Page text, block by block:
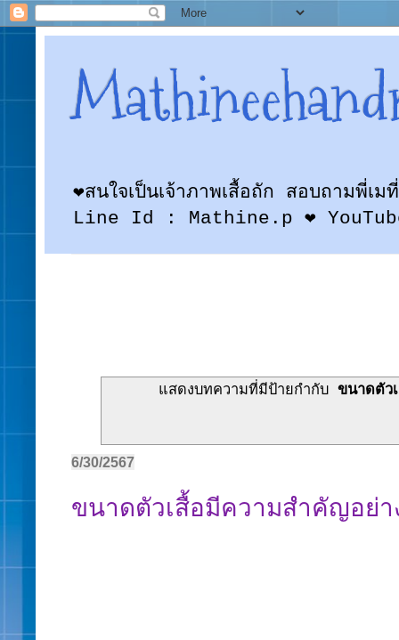
❤สนใจเป็นเจ้าภาพเสื้อถัก สอบถามพี่
Line Id : Mathine.p ❤
แสดงบทความที่มีป้ายกำกับขนาดตัว
6/30/2567
ขนาดตัวเสื้อมีความสำคัญอย่า